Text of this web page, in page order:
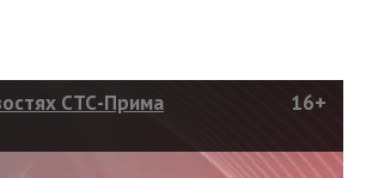
СТС-Прима 16+